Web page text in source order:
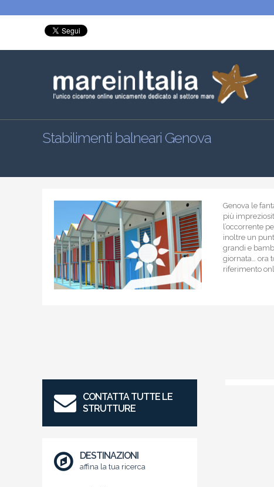
Stabilimenti balneari Genova
Genova le
più
l’occorrente
inoltre un
grandi e
giornata… ora
riferimento
CONTATTA TUTTE LE
STRUTTURE
DESTINAZIONI
affina la tua ricerca